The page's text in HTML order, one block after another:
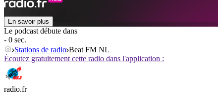
En savoir plus
Le podcast débute dans
- 0 sec.
Stations de radio Beat FM NL
Écoutez gratuitement cette radio dans l'application :
radio.fr